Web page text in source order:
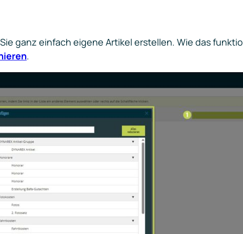
ganz einfach eigene Artikel erstellen. Wie das
.